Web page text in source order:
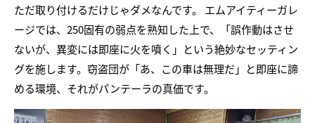
ただ取り付けるだけじゃダメなんです。 エムアイティーガレ
ージでは、250固有の弱点を熟知した上で、「誤作動はさせ
ないが、異変には即座に火を噴く」という絶妙なセッティン
グを施します。窃盗団が「あ、この車は無理だ」と即座に諦
める環境、それがパンテーラの真価です。